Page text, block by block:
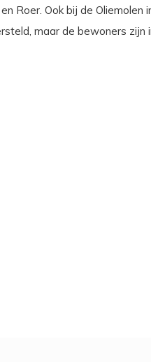
Roer. Ook bij de Oliemolen
maar de bewoners zijn